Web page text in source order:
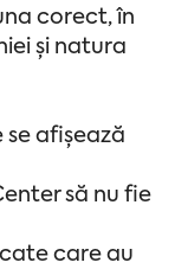
corect, în
și natura
se afișează
să nu fie
care au